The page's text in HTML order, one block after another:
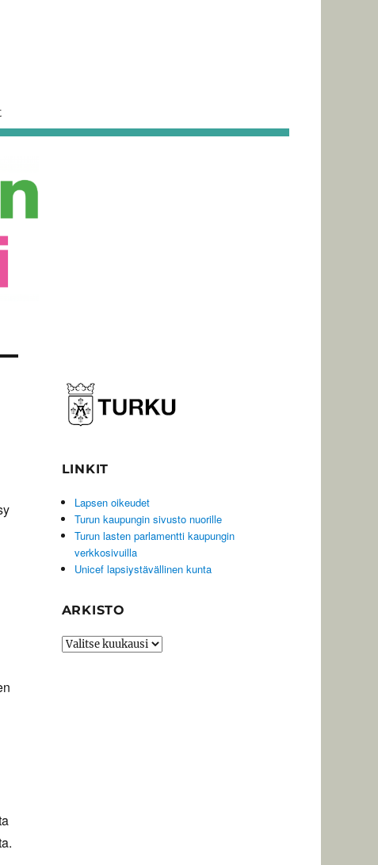
LINKIT
Lapsen oikeudet
Turun kaupungin sivusto nuorille
Turun lasten parlamentti kaupungin
verkkosivuilla
Unicef lapsiystävällinen kunta
ARKISTO
Arkisto